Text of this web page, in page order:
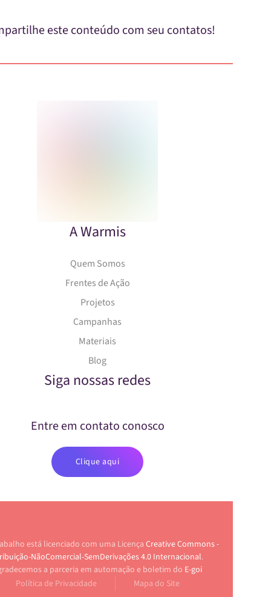
este conteúdo com seu contatos!
A Warmis
Quem Somos
Frentes de Ação
Projetos
Campanhas
Materiais
Blog
Siga nossas redes
Entre em contato conosco
Clique aqui
está licenciado com uma Licença Creative Commons -
NãoComercial-SemDerivações 4.0 Internacional.
a parceria em automação e boletim do E-goi
Política de Privacidade
Mapa do Site